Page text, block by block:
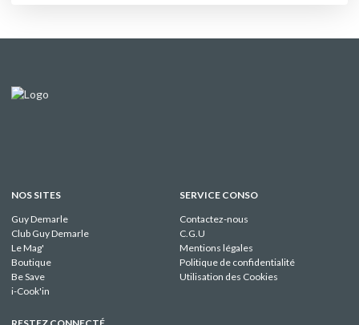
NOS SITES
Guy Demarle
Club Guy Demarle
Le Mag'
Boutique
Be Save
i-Cook'in
SERVICE CONSO
Contactez-nous
C.G.U
Mentions légales
Politique de confidentialité
Utilisation des Cookies